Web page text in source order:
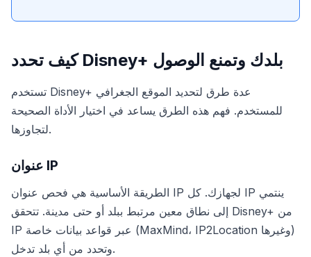
كيف تحدد Disney+ بلدك وتمنع الوصول
تستخدم Disney+ عدة طرق لتحديد الموقع الجغرافي
للمستخدم. فهم هذه الطرق يساعد في اختيار الأداة الصحيحة
لتجاوزها.
عنوان IP
الطريقة الأساسية هي فحص عنوان IP لجهازك. كل IP ينتمي
إلى نطاق معين مرتبط ببلد أو حتى مدينة. تتحقق Disney+ من
IP عبر قواعد بيانات خاصة (MaxMind، IP2Location وغيرها)
وتحدد من أي بلد تدخل.